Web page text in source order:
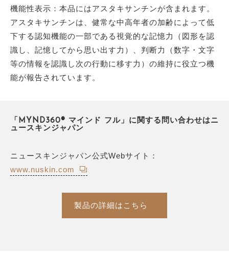
機能性表示：本品にはアスタキサンチンが含まれます。
アスタキサンチンは、健常な中高年者の加齢によって低
下する認知機能の一部である視覚的な記憶力（図形を認
識し、記憶してから思い出す力）、判断力（数字・文字
等の情報を認識し次の行動に移す力）の維持に役立つ機
能が報告されています。
「MYND360® マインド フル」に関する問い合わせはニ
ュースキンジャパン
ニュースキンジャパン公式Webサイト：
www.nuskin.com
製品の詳細はこちら